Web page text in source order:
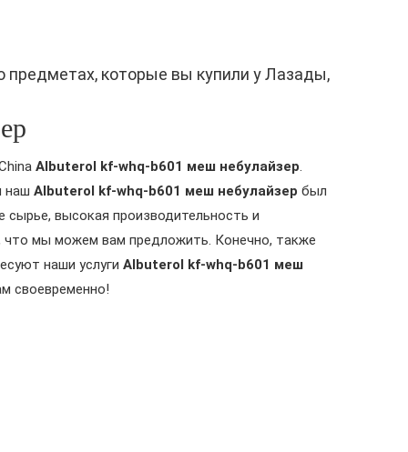
предметах, которые вы купили у Лазады,
Albuterol kf-whq-b601 меш небулайзер.
наш Albuterol kf-whq-b601 меш небулайзер был
сырье, высокая производительность и
что мы можем вам предложить. Конечно, также
наши услуги Albuterol kf-whq-b601 меш
своевременно!